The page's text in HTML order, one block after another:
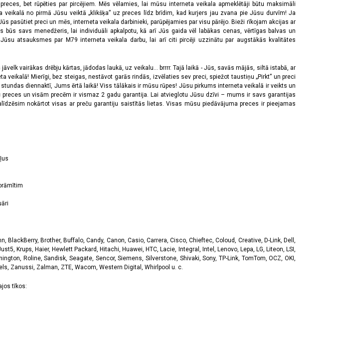
bet rūpēties par pircējiem. Mēs vēlamies, lai mūsu interneta veikala apmeklētāji būtu maksimāli
no pirmā Jūsu veiktā „klikšķa” uz preces līdz brīdim, kad kurjers jau zvana pie Jūsu durvīm! Ja
pasūtiet preci un mēs, interneta veikala darbinieki, parūpējamies par visu pārējo. Bieži rīkojam akcijas ar
savs menedžeris, lai individuāli apkalpotu, kā arī Jūs gaida vēl labākas cenas, vērtīgas balvas un
atsauksmes par M79 interneta veikala darbu, lai arī citi pircēji uzzinātu par augstākās kvalitātes
vairākas drēbju kārtas, jādodas laukā, uz veikalu... brrrr. Tajā laikā - Jūs, savās mājās, siltā istabā, ar
Mierīgi, bez steigas, nestāvot garās rindās, izvēlaties sev preci, spiežot taustiņu „Pirkt” un preci
diennaktī, Jums ērtā laikā! Viss tālākais ir mūsu rūpes! Jūsu pirkums interneta veikalā ir veikts un
un visām precēm ir vismaz 2 gadu garantija. Lai atvieglotu Jūsu dzīvi – mums ir savs garantijas
nokārtot visas ar preču garantiju saistītās lietas. Visas mūsu piedāvājuma preces ir pieejamas
BlackBerry, Brother, Buffalo, Candy, Canon, Casio, Carrera, Cisco, Chieftec, Coloud, Creative, D-Link, Dell,
Krups, Haier, Hewlett Packard, Hitachi, Huawei, HTC, Lacie, Integral, Intel, Lenovo, Lepa, LG, Liteon, LSI,
Roline, Sandisk, Seagate, Sencor, Siemens, Silverstone, Shivaki, Sony, TP-Link, TomTom, OCZ, OKI,
Zanussi, Zalman, ZTE, Wacom, Western Digital, Whirlpool u. c.
tīkos: